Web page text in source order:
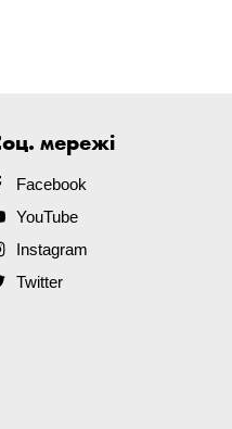
мережі
Facebook
YouTube
Instagram
Twitter